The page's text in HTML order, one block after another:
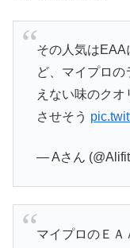
その人気は
ど、マイプロ
えない味のク
させそう
— Aさん
マイプロのＥＡ